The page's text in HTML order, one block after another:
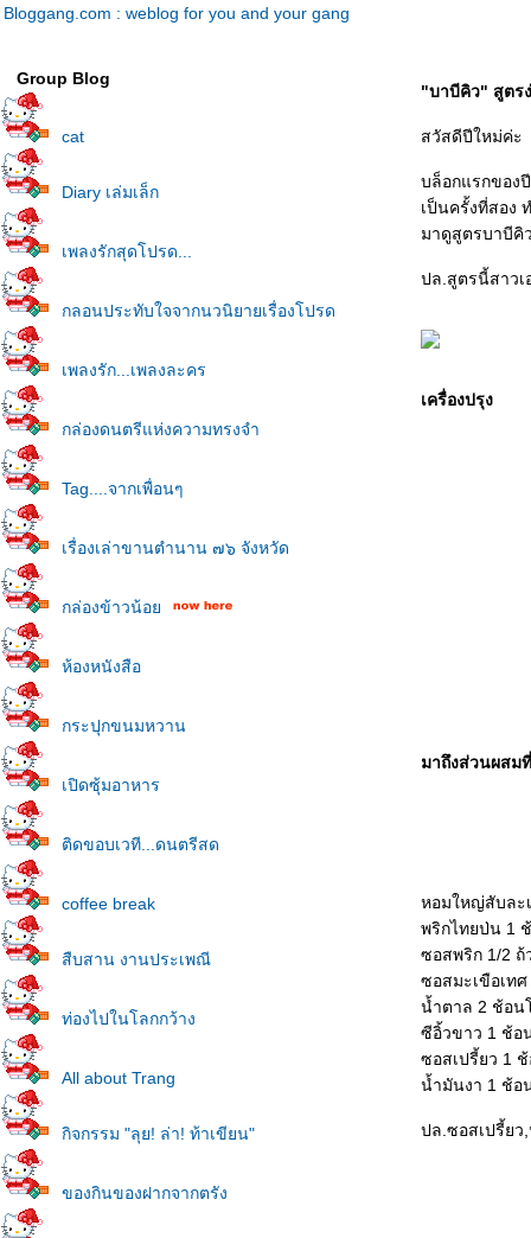
Bloggang.com : weblog for you and your gang
Group Blog
cat
Diary เล่มเล็ก
เพลงรักสุดโปรด...
กลอนประทับใจจากนวนิยายเรื่องโปรด
เพลงรัก...เพลงละคร
กล่องดนตรีแห่งความทรงจำ
Tag....จากเพื่อนๆ
เรื่องเล่าขานตำนาน ๗๖ จังหวัด
กล่องข้าวน้อ
ห้องหนังสือ
กระปุกขนมหวาน
เปิดซุ้มอาหาร
ติดขอบเวที...ดนตรีสด
coffee break
สืบสาน งานประเพณี
ท่องไปในโลกกว้าง
All about Trang
กิจกรรม "ลุย! ล่า! ท้าเขียน"
ของกินของฝากจากตรัง
"บาบีคิว" สูตร
สวัสดีปีใหม่ค่ะ
บล็อกแรกของ
เป็นครั้งที่สอง
มาดูสูตรบาบีคิ
ปล.สูตรนี้สาว
เครื่องปรุง
มาถึงส่วนผสม
หอมใหญ่สับละ
พริกไทยป่น 1
ซอสพริก 1/2 ถ้
ซอสมะเขือเทศ
น้ำตาล 2 ช้อน
ซีอิ้วขาว 1 ช้อ
ซอสเปรี้ยว 1
น้ำมันงา 1 ช้อ
ปล.ซอสเปรี้ยว